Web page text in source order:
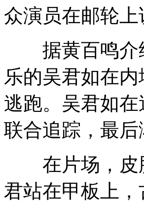
众演员在邮轮上
据黄百鸣介
乐的吴君如在
逃跑。吴君如
联合追踪，最
在片场，皮
君站在甲板上